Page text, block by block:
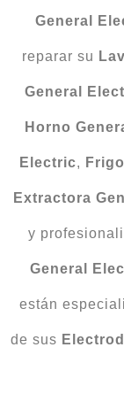
General
reparar su
General
Horno
Electric,
Extractora
y
General
están
de sus